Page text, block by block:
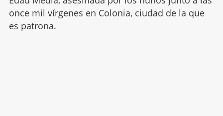
once mil vírgenes en Colonia, ciudad de la que
es patrona.